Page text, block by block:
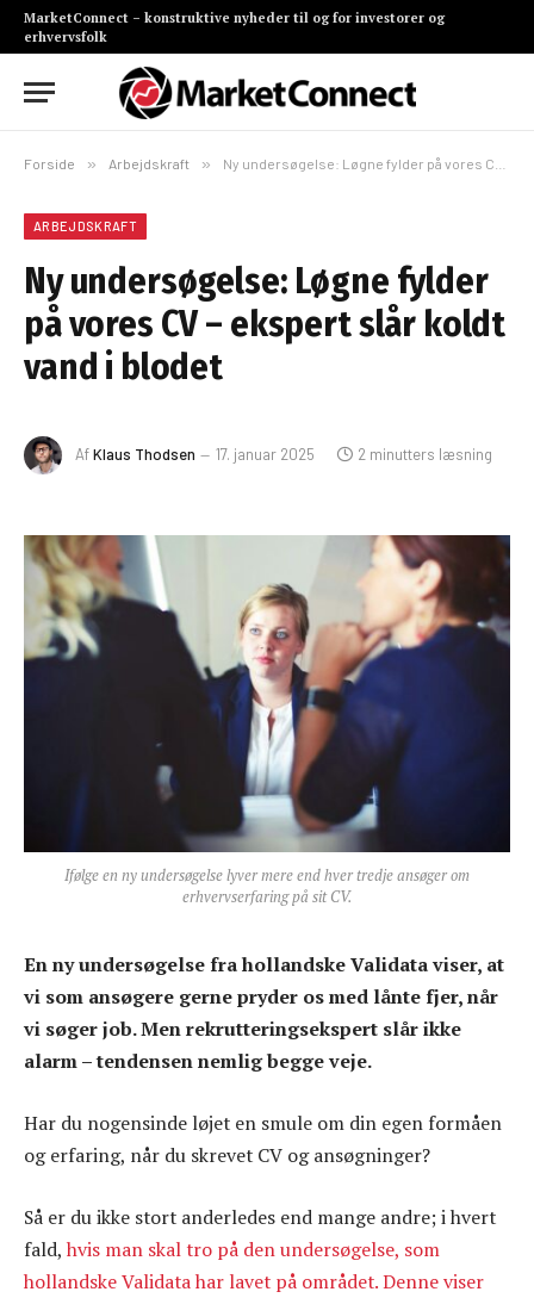
MarketConnect – konstruktive nyheder til og for investorer og
erhvervsfolk
Forside » Arbejdskraft » Ny undersøgelse: Løgne fylder på vores CV – ekspert slår koldt vand i blodet
ARBEJDSKRAFT
Ny undersøgelse: Løgne fylder
på vores CV – ekspert slår koldt
vand i blodet
AfKlaus Thodsen 17. januar 2025 2 minutters læsning
Ifølge en ny undersøgelse lyver mere end hver tredje ansøger om
erhvervserfaring på sit CV.
En ny undersøgelse fra hollandske Validata viser, at
vi som ansøgere gerne pryder os med lånte fjer, når
vi søger job. Men rekrutteringsekspert slår ikke
alarm – tendensen nemlig begge veje.
Har du nogensinde løjet en smule om din egen formåen
og erfaring, når du skrevet CV og ansøgninger?
Så er du ikke stort anderledes end mange andre; i hvert
fald, hvis man skal tro på den undersøgelse, som
hollandske Validata har lavet på området. Denne viser